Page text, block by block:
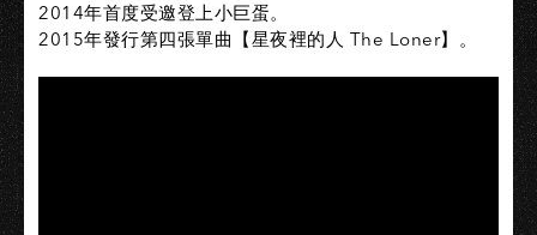
2014年首度受邀登上小巨蛋。
2015年發行第四張單曲【星夜裡的人 The Loner】。